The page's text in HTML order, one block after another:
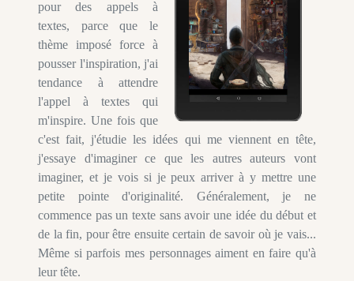
pour des appels à
textes, parce que le
thème imposé force à
pousser l'inspiration, j'ai
tendance à attendre
l'appel à textes qui
m'inspire. Une fois que
c'est fait, j'étudie les idées qui me viennent en tête,
j'essaye d'imaginer ce que les autres auteurs vont
imaginer, et je vois si je peux arriver à y mettre une
petite pointe d'originalité. Généralement, je ne
commence pas un texte sans avoir une idée du début et
de la fin, pour être ensuite certain de savoir où je vais...
Même si parfois mes personnages aiment en faire qu'à
leur tête.